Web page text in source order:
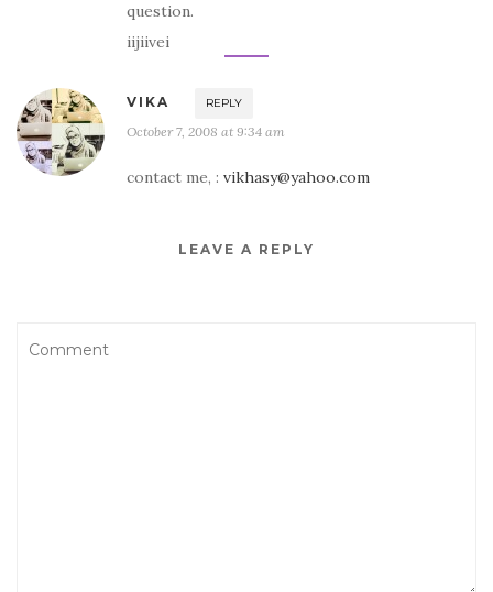
question.
iijiivei
VIKA REPLY
October 7, 2008 at 9:34 am
contact me, : vikhasy@yahoo.com
LEAVE A REPLY